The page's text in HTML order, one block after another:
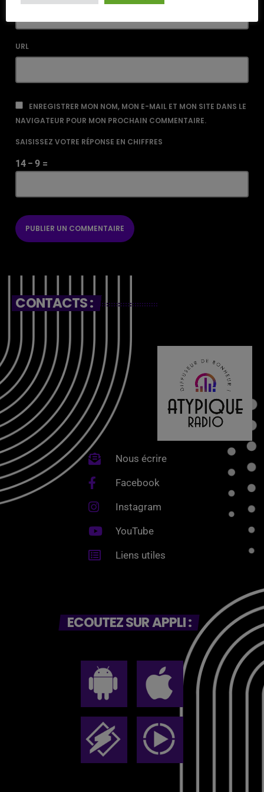
URL
ENREGISTRER MON NOM, MON E-MAIL ET MON SITE DANS LE
NAVIGATEUR POUR MON PROCHAIN COMMENTAIRE.
SAISISSEZ VOTRE RÉPONSE EN CHIFFRES
14 − 9 =
CONTACTS :
Nous écrire
Facebook
Instagram
YouTube
Liens utiles
ECOUTEZ SUR APPLI :